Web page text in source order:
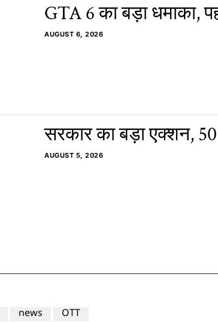
GTA 6 का बड़ा धमाका,
AUGUST 6, 2026
सरकार का बड़ा एक्शन,
AUGUST 5, 2026
news OTT